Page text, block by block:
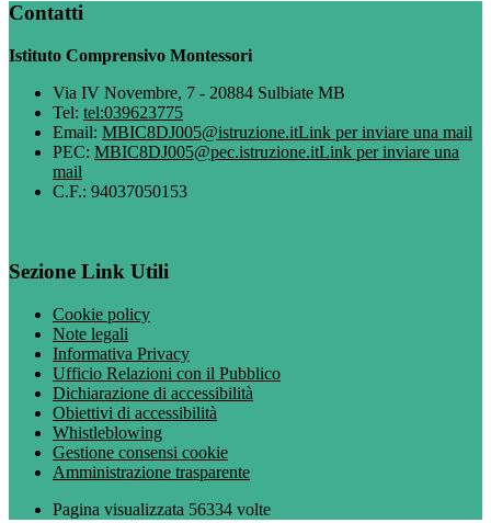
Contatti
Istituto Comprensivo Montessori
Via IV Novembre, 7 - 20884 Sulbiate MB
Tel: tel:039623775
Email: MBIC8DJ005@istruzione.itLink per inviare una mail
PEC: MBIC8DJ005@pec.istruzione.itLink per inviare una
mail
C.F.: 94037050153
Sezione Link Utili
Cookie policy
Note legali
Informativa Privacy
Ufficio Relazioni con il Pubblico
Dichiarazione di accessibilità
Obiettivi di accessibilità
Whistleblowing
Gestione consensi cookie
Amministrazione trasparente
Pagina visualizzata 56334 volte